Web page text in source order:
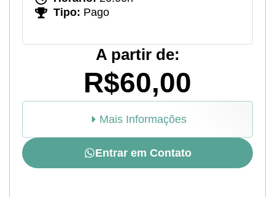
Tipo: Pago
A partir de:
R$60,00
Mais Informações
Entrar em Contato